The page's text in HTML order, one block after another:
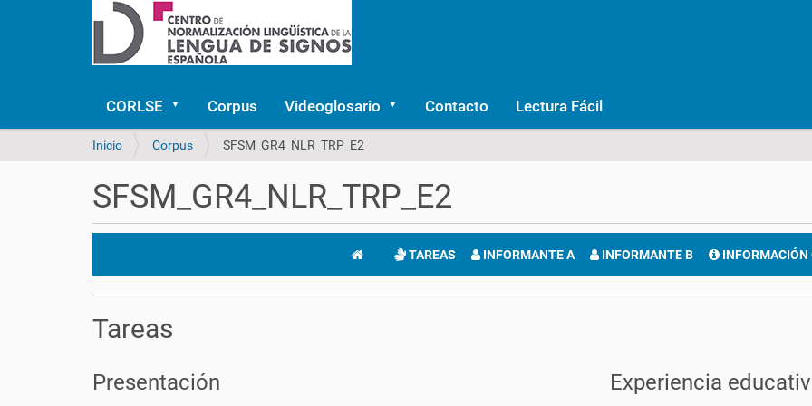
CORLSE Corpus Videoglosario Contacto Lectura Fácil
U
e
e
q
Inicio Corpus SFSM_GR4_NLR_TRP_E2
SFSM_GR4_NLR_TRP_E2
TAREAS INFORMANTE A INFORMANTE B INFORMACIÓN
Tareas
Presentación Experiencia